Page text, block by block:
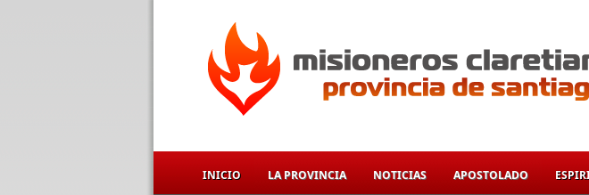
INICIO LA PROVINCIA NOTICIAS APOSTOLADO